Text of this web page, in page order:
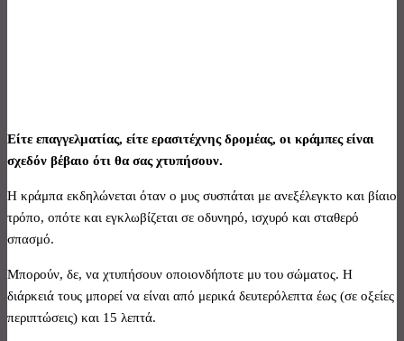
Είτε επαγγελματίας, είτε ερασιτέχνης δρομέας, οι κράμπες είναι
σχεδόν βέβαιο ότι θα σας χτυπήσουν.
Η κράμπα εκδηλώνεται όταν ο μυς συσπάται με ανεξέλεγκτο και βίαιο
τρόπο, οπότε και εγκλωβίζεται σε οδυνηρό, ισχυρό και σταθερό
σπασμό.
Μπορούν, δε, να χτυπήσουν οποιονδήποτε μυ του σώματος. Η
διάρκειά τους μπορεί να είναι από μερικά δευτερόλεπτα έως (σε οξείες
περιπτώσεις) και 15 λεπτά.